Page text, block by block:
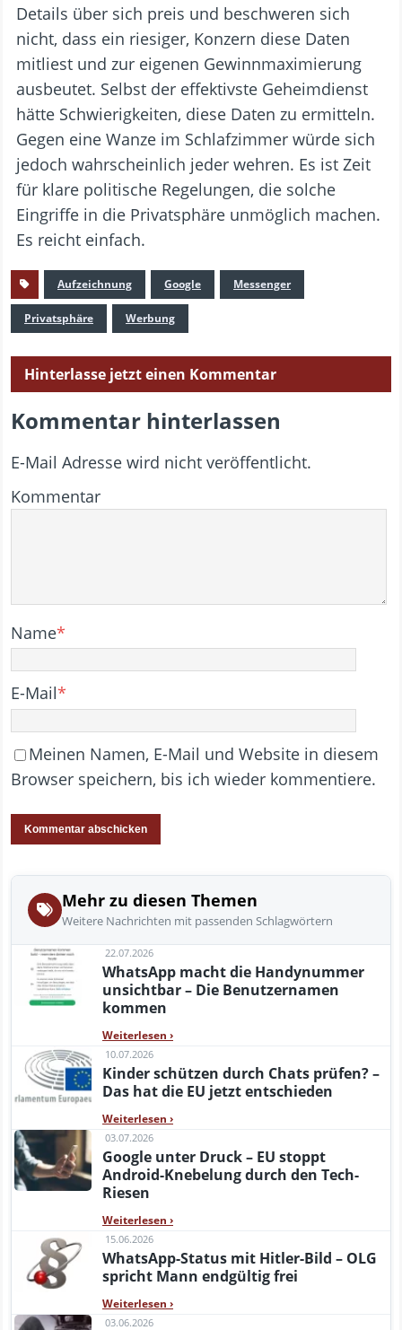
Details über sich preis und beschweren sich
nicht, dass ein riesiger, Konzern diese Daten
mitliest und zur eigenen Gewinnmaximierung
ausbeutet. Selbst der effektivste Geheimdienst
hätte Schwierigkeiten, diese Daten zu ermitteln.
Gegen eine Wanze im Schlafzimmer würde sich
jedoch wahrscheinlich jeder wehren. Es ist Zeit
für klare politische Regelungen, die solche
Eingriffe in die Privatsphäre unmöglich machen.
Es reicht einfach.
Aufzeichnung Google Messenger
Privatsphäre Werbung
Hinterlasse jetzt einen Kommentar
Kommentar hinterlassen
E-Mail Adresse wird nicht veröffentlicht.
Kommentar
Name*
E-Mail*
Meinen Namen, E-Mail und Website in diesem
Browser speichern, bis ich wieder kommentiere.
Mehr zu diesen Themen
Weitere Nachrichten mit passenden Schlagwörtern
22.07.2026
WhatsApp macht die Handynummer
unsichtbar – Die Benutzernamen
kommen
Weiterlesen ›
10.07.2026
Kinder schützen durch Chats prüfen? –
Das hat die EU jetzt entschieden
Weiterlesen ›
03.07.2026
Google unter Druck – EU stoppt
Android-Knebelung durch den Tech-
Riesen
Weiterlesen ›
15.06.2026
WhatsApp-Status mit Hitler-Bild – OLG
spricht Mann endgültig frei
Weiterlesen ›
03.06.2026